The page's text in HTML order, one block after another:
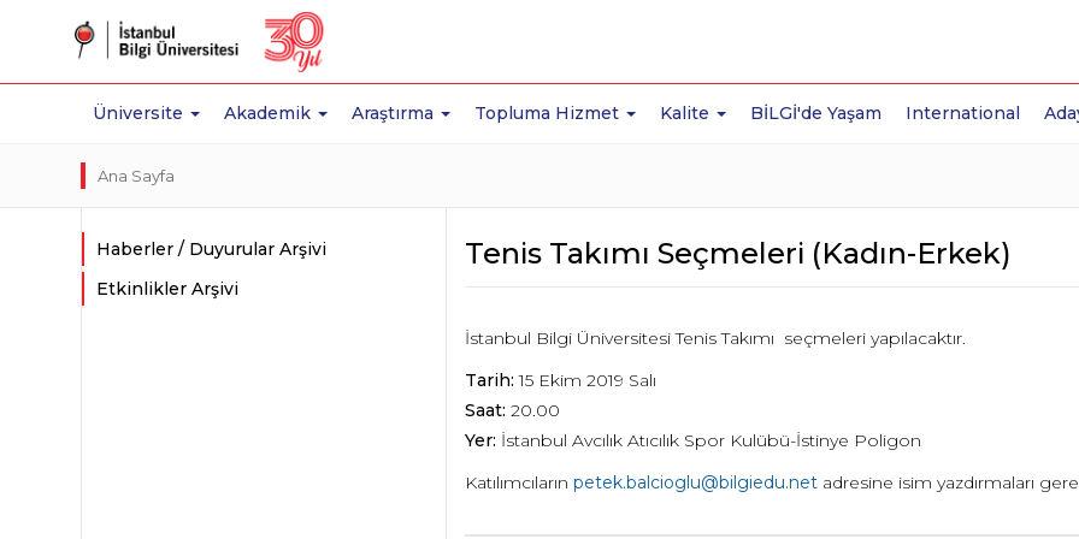
Üniversite Akademik Araştırma Topluma Hizmet Kalite BİLGİ'de Yaşam International
Ana Sayfa
Haberler / Duyurular Arşivi
Etkinlikler Arşivi
Tenis Takımı Seçmeleri (Kadın-Erkek)
İstanbul Bilgi Üniversitesi Tenis Takımı seçmeleri yapılacaktır.
Tarih: 15 Ekim 2019 Salı
Saat: 20.00
Yer: İstanbul Avcılık Atıcılık Spor Kulübü-İstinye Poligon
Katılımcıların petek.balcioglu@bilgiedu.netadresine isim yazdırmaları